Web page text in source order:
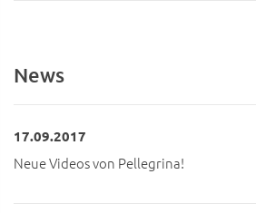
News
17.09.2017
Neue Videos von Pellegrina!